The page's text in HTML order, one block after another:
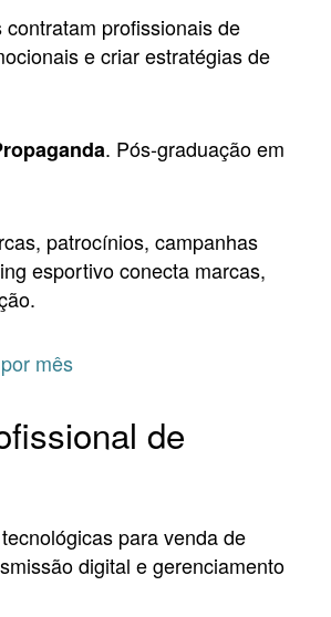
profissionais de
e criar estratégias de
. Pós-graduação em
patrocínios, campanhas
esportivo conecta marcas,
mês
de
para venda de
digital e gerenciamento